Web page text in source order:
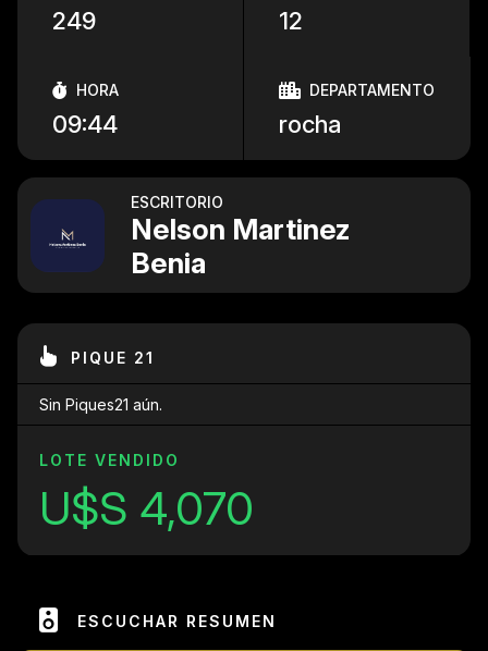
249 12
HORA
09:44
DEPARTAMENTO
rocha
ESCRITORIO
Nelson Martinez
Benia
PIQUE 21
Sin Piques21 aún.
LOTE VENDIDO
U$S 4,070
ESCUCHAR RESUMEN